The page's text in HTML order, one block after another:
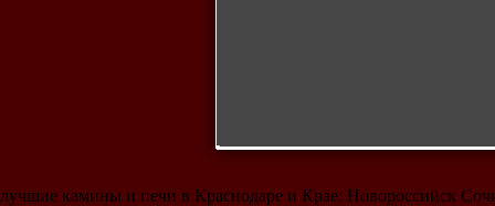
лучшие камины и печи в Краснодаре и Крае: Новороссийск